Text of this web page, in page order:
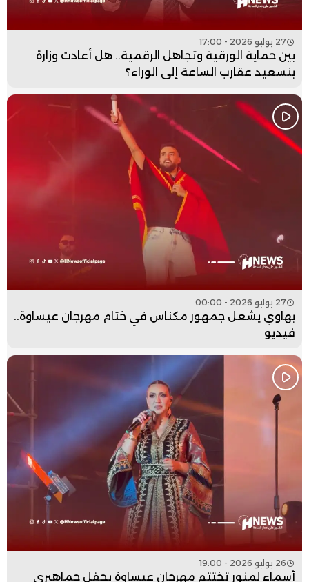
27 يوليو 2026 - 17:00
بين حماية الورقية وتجاهل الرقمية.. هل أعادت وزارة
بنسعيد عقارب الساعة إلى الوراء؟
27 يوليو 2026 - 00:00
بهاوي يشعل جمهور مكناس في ختام مهرجان عيساوة..
فيديو
26 يوليو 2026 - 19:00
أسماء لمنور تختتم مهرجان عيساوة بحفل جماهيري